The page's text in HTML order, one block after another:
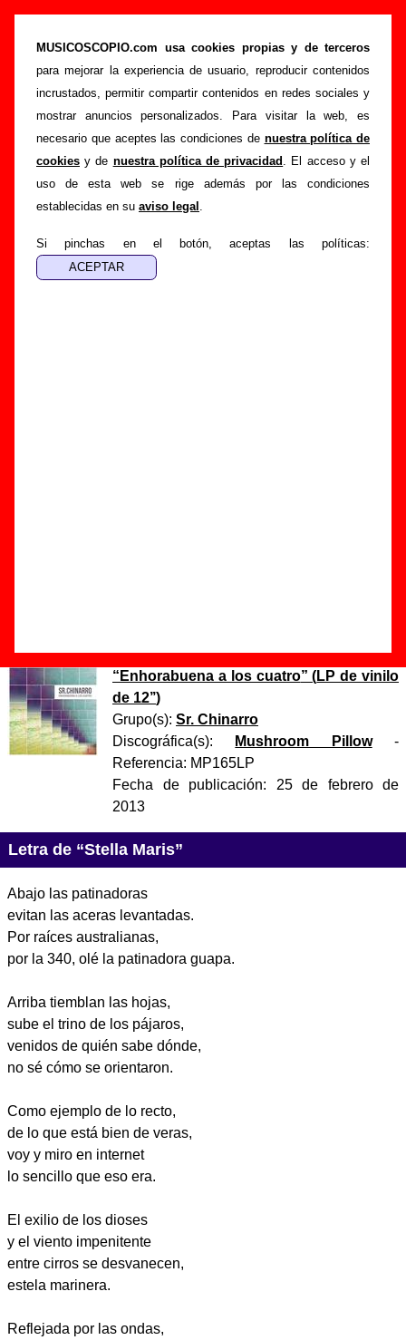
MUSICOSCOPIO.com usa cookies propias y de terceros
para mejorar la experiencia de usuario, reproducir contenidos
incrustados, permitir compartir contenidos en redes sociales y
mostrar anuncios personalizados. Para visitar la web, es
necesario que aceptes las condiciones de nuestra política de
cookies y de nuestra política de privacidad . El acceso y el
uso de esta web se rige además por las condiciones
establecidas en su aviso legal .
Si pinchas en el botón, aceptas las políticas:
“Stella Maris”, canción de Sr. Chinarro (Letra e
información)
Portada >Sr. Chinarro >Canciones >Stella Maris
Esta página pretende recopilar todo tipo de información
sobre lacanción "Stella Maris" interpretada por
Chinarro. Además de su letra, también aparecerá
información sobre el autor o los autores, sobre los discos en
los que está incluido este tema, sobre la grabación del
encuentras errores o tienes información adicional, puedes
ayudar a
completar esta información
“ Enhorabuena a los cuatro” (LP de vinilo
de 12’’)
Grupo(s): Sr. Chinarro
Discográfica(s):
Mushroom Pillow-
Referencia: MP165LP
Fecha de publicación: 25 de febrero de
2013
Letra de “Stella Maris”
Abajo las patinadoras
evitan las aceras levantadas.
Por raíces australianas,
por la 340, olé la patinadora guapa.
Arriba tiemblan las hojas,
sube el trino de los pájaros,
venidos de quién sabe dónde,
no sé cómo se orientaron.
Como ejemplo de lo recto,
de lo que está bien de veras,
voy y miro en internet
lo sencillo que eso era.
El exilio de los dioses
y el viento impenitente
entre cirros se desvanecen,
estela marinera.
Reflejada por las ondas,